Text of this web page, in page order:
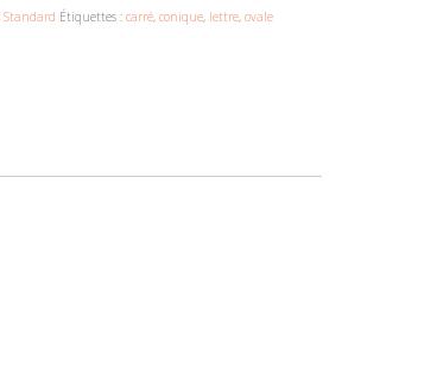
Standard Étiquettes : carré, conique, lettre, ovale